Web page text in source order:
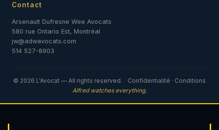
Contact
Arsenault Dufresne Wee Avocats
580 rue Ontario Est, Montréal
jw@adwavocats.com
514 527-8903
© 2026 L'Avocat — All rights reserved. Confidentialité · Conditions
Alfred watches everything.